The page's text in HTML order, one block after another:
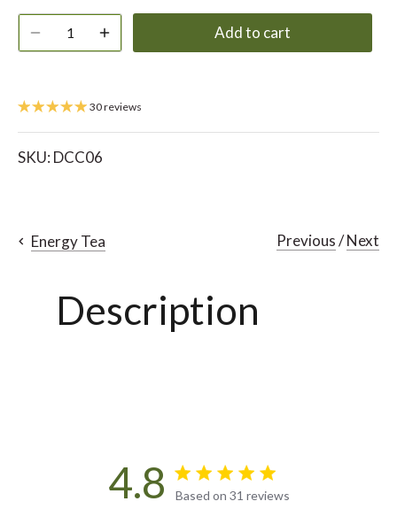
Add to cart
30 reviews
SKU: DCC06
Energy Tea Previous/Next
Description
4.8 4.8 star rating
Based on 31 reviews